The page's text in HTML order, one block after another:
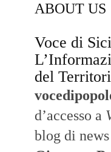
ABOUT US
Voce di
del
d’accesso a
blog di